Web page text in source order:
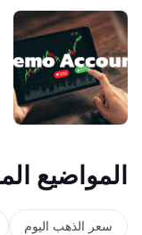
المواضيع
سعر الذهب اليوم